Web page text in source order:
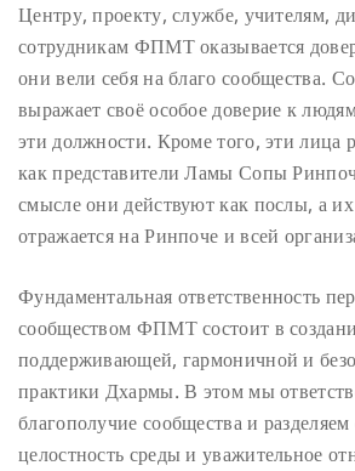
Центру, проекту, службе, учителям,
сотрудникам ФПМТ оказывается
они вели себя на благо сообщества.
выражает своё особое доверие к
эти должности. Кроме того, эти лица
как представители Ламы Сопы
смысле они действуют как послы, а
отражается на Ринпоче и всей
Фундаментальная ответственность
сообществом ФПМТ состоит в
поддерживающей, гармоничной и
практики Дхармы. В этом мы
благополучие сообщества и разделяем
целостность среды и уважительное